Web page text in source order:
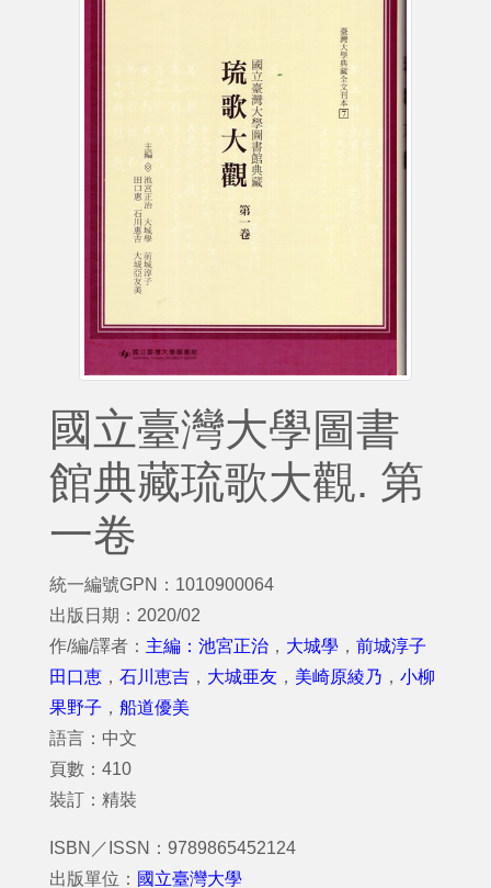
國立臺灣大學圖書
館典藏琉歌大觀. 第
一卷
統一編號GPN：1010900064
出版日期：2020/02
作/編/譯者： 主編：池宮正治 ， 大城學 ， 前城淳子
田口恵 ， 石川恵吉 ， 大城亜友 ， 美崎原綾乃 ， 小柳
果野子 ， 船道優美
語言：中文
頁數：410
裝訂：精裝
ISBN／ISSN：9789865452124
出版單位： 國立臺灣大學